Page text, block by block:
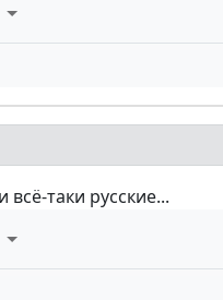
таки русские...